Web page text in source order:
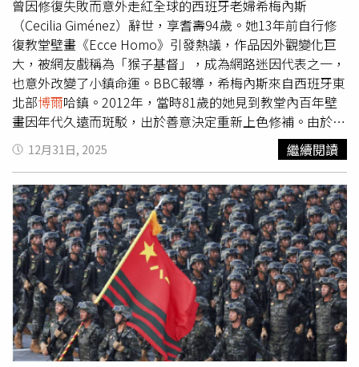
曾因修復失敗而意外走紅全球的西班牙老婦希梅內斯
（Cecilia Giménez）辭世，享耆壽94歲。她13年前自行修
復教堂壁畫《Ecce Homo》引發熱議，作品因外觀變化巨
大，被網友戲稱為「猴子基督」，成為網路迷因代表之一，
也意外改變了小鎮命運。BBC報導，希梅內斯來自西班牙東
北部博爾哈鎮。2012年，當時81歲的她見到教堂內百年壁
畫因年代久遠而斑駁，出於善意決定重新上色修補。由於修
復結果與原作差異甚大，照片曝光後迅速在全球流傳，引發
褒貶不一的討論。
哈市長阿里利亞（Eduardo Arilla）
證實她辭世消息，並表示希梅內斯自年輕時便熱愛繪畫，此
次修復是在畫作保存狀況不佳下，「懷著最好的初衷」進
行。希梅內斯生前也曾表示，修復教堂物品一向由教友協
助，且獲得神父同意。事件爆紅後，原本寧靜的博爾哈鎮意
外成為觀光熱點。遊客人數從每年約5,000人暴增至4萬人，
並為地方帶來可觀收益與慈善捐款。如今該畫作已加裝玻璃
保護，每年仍吸引上萬名遊客朝聖。在風波平息後，希梅內
斯獲得當地居民支持，並舉辦個人畫展，展出多幅作品。市
長也肯定她多年來對教堂的奉獻，感念她為小鎮留下難忘的
一頁。
12月31日, 2025 繼續閱讀